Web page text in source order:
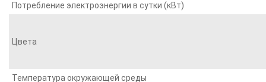
Потребление электроэнергии в сутки (кВт)
Цвета
Температура окружающей среды